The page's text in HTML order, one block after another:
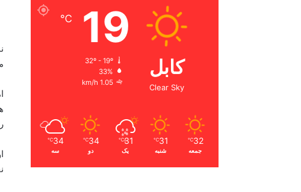
کابل
Clear Sky
19
℃
32º - 19º
33%
1.05 km/h
32
℃
جمعه
31
℃
شنبه
31
℃
یک
34
℃
دو
34
℃
سه